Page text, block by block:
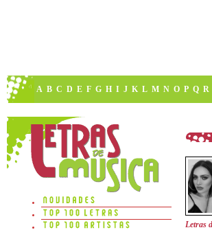
A B C D E F G H I J K L M N O P Q R
Letras